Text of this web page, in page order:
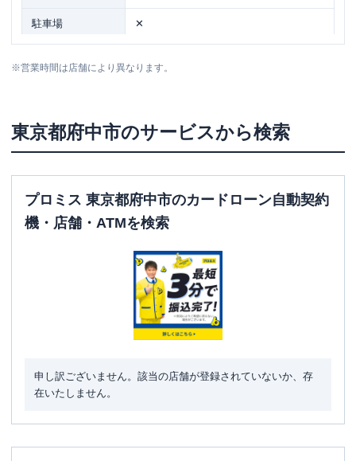
駐車場 ✕
※営業時間は店舗により異なります。
東京都府中市のサービスから検索
プロミス 東京都府中市のカードローン自動契約
機・店舗・ATMを検索
申し訳ございません。該当の店舗が登録されていないか、存
在いたしません。